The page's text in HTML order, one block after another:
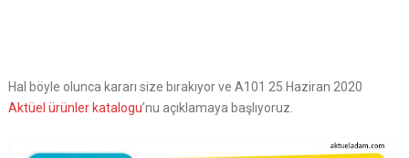
Hal böyle olunca kararı size bırakıyor ve A101 25 Haziran 2020
Aktüel ürünler katalogu’nu açıklamaya başlıyoruz.